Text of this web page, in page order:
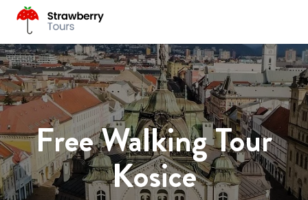
Free Walking Tour
Kosice